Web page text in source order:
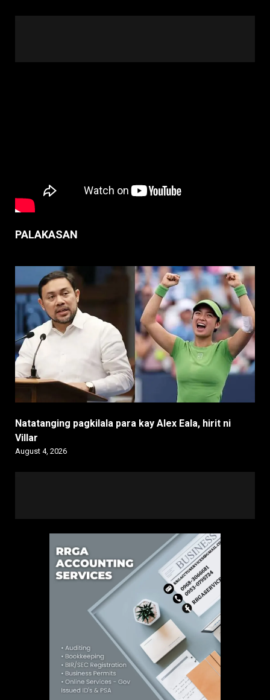
PALAKASAN
Natatanging pagkilala para kay Alex Eala, hirit ni
Villar
August 4, 2026